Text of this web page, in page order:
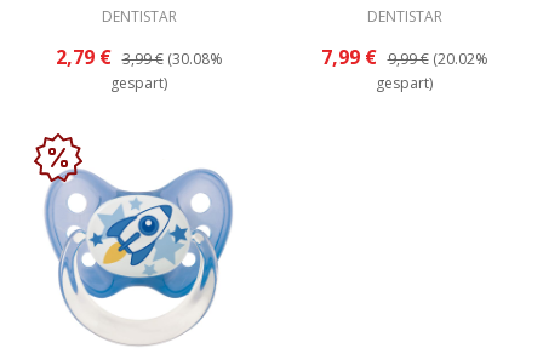
DENTISTAR
2,79 € 3,99 € (30.08%
gespart)
DENTISTAR
7,99 € 9,99 € (20.02%
gespart)